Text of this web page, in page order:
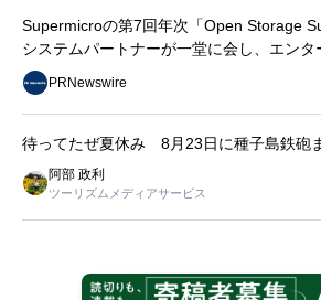
Supermicroの第7回年次「Open Storage
システムパートナーが一堂に会し、エンタ
導入に関する実践的なガイダンスを共有
PRNewswire
待ってたぜ夏休み 8月23日に種子島鉄砲
阿部 政利
ツーリズムメディアサービス